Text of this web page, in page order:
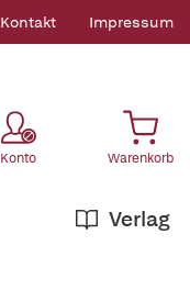
Kontakt Impressum
Konto Warenkorb
Verlag